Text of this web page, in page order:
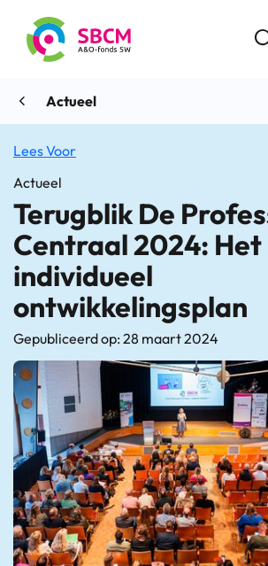
inhoud
Actueel
Lees Voor
Actueel
Terugblik De
Centraal 2024: Het
individueel
ontwikkelingsplan
Gepubliceerd op: 28 maart 2024